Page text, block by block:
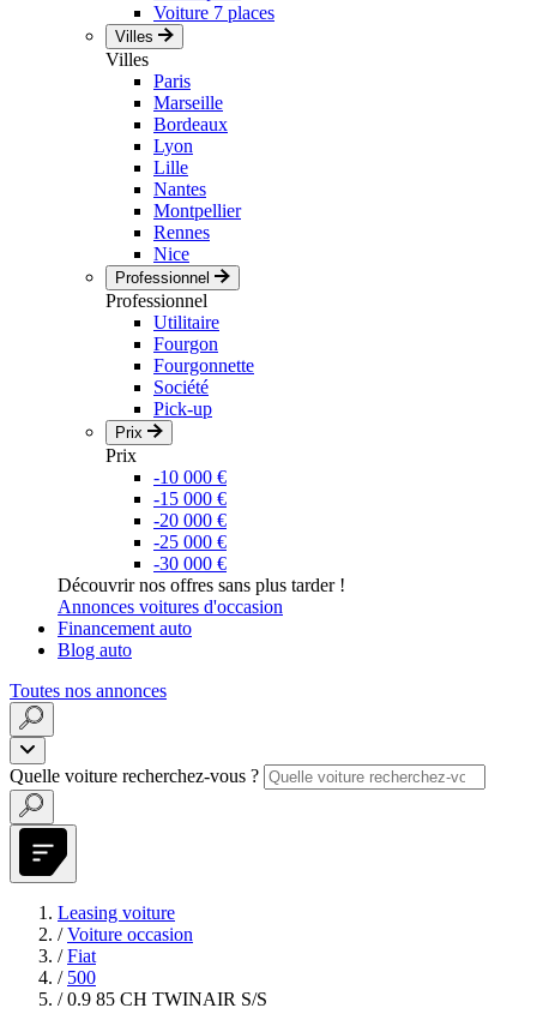
Voiture 7 places
Villes
Villes
Paris
Marseille
Bordeaux
Lyon
Lille
Nantes
Montpellier
Rennes
Nice
Professionnel
Professionnel
Utilitaire
Fourgon
Fourgonnette
Société
Pick-up
Prix
Prix
-10 000 €
-15 000 €
-20 000 €
-25 000 €
-30 000 €
Découvrir nos offres sans plus tarder !
Annonces voitures d'occasion
Financement auto
Blog auto
Toutes nos annonces
Quelle voiture recherchez-vous ?
Leasing voiture
/ Voiture occasion
/ Fiat
/ 500
/ 0.9 85 CH TWINAIR S/S